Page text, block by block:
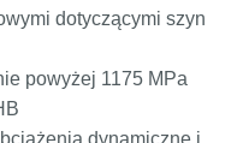
dotyczącymi szyn
powyżej 1175 MPa
dynamiczne i